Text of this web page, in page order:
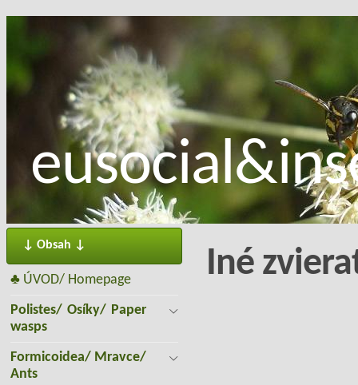
↓ Obsah ↓
♣ ÚVOD/ Homepage
Polistes/ Osíky/ Paper
wasps
Formicoidea/ Mravce/
Ants
Iné